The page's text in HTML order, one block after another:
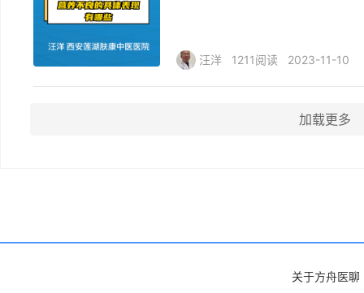
汪洋 1211阅读 2023-11-10
加载更多
关于方舟医聊